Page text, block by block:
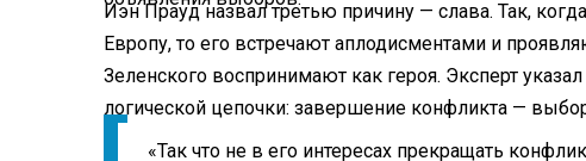
Иэн Прауд назвал третью причину — слава. Так,
Европу, то его встречают аплодисментами и
Зеленского воспринимают как героя. Эксперт
логической цепочки: завершение конфликта —
«Так что не в его интересах прекращать